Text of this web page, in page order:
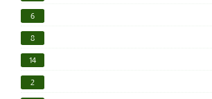
6
8
14
2